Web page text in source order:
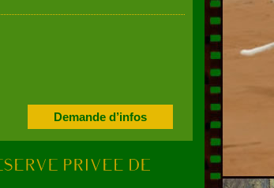
Demande d’infos